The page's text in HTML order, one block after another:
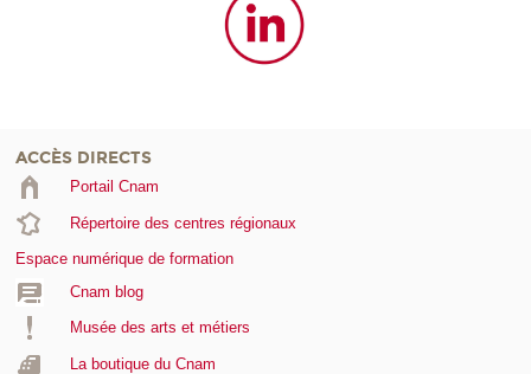
ACCÈS DIRECTS
Portail Cnam
Répertoire des centres régionaux
Espace numérique de formation
Cnam blog
Musée des arts et métiers
La boutique du Cnam